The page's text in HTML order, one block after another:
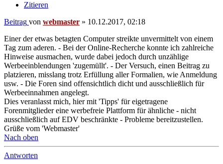
Zitieren
Beitrag von webmaster » 10.12.2017, 02:18
Einer der etwas betagten Computer streikte unvermittelt von einem
Tag zum aderen. - Bei der Online-Recherche konnte ich zahlreiche
Hinweise ausmachen, wurde dabei jedoch durch unzählige
Werbeeinblendungen 'zugemüllt'. - Der Versuch, einen Beitrag zu
platzieren, misslang trotz Erfüllung aller Formalien, wie Anmeldung
usw. - Die Foren sind offensichtlich dicht und ausschließlich für
Werbeeinnahmen angelegt.
Dies veranlasst mich, hier mit 'Tipps' für eigetragene
Forenmitglieder eine werbefreie Plattform für ähnliche - nicht
ausschließlich auf EDV beschränkte - Probleme bereitzustellen.
Grüße vom 'Webmaster'
Nach oben
Antworten